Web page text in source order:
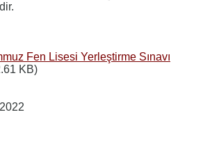
Fen Lisesi Yerleştirme Sınavı
KB)